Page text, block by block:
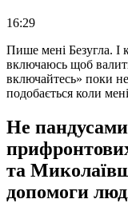
16:29
Пише мені Безугла. І
включаюсь щоб
включайтесь» поки
подобається коли
Не
та
допомоги